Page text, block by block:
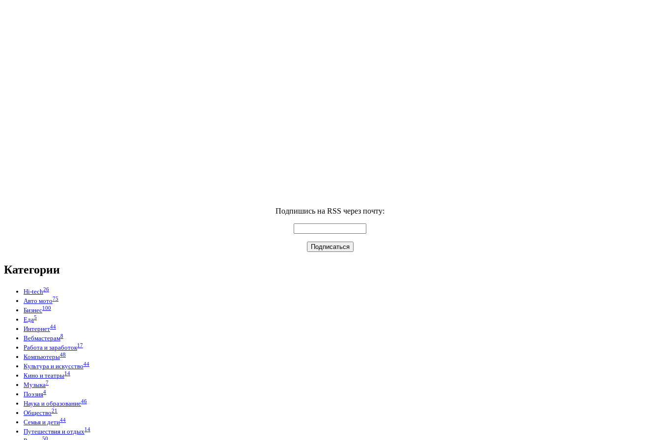
Подпишись на RSS через почту:
Категории
Hi-tech26
Авто мото75
Бизнес100
Еда5
Интернет44
Вебмастерам8
Работа и заработок17
Компьютеры48
Культура и искусство44
Кино и театры14
Музыка7
Поэзия4
Наука и образование46
Общество21
Семья и дети44
Путешествия и отдых14
50